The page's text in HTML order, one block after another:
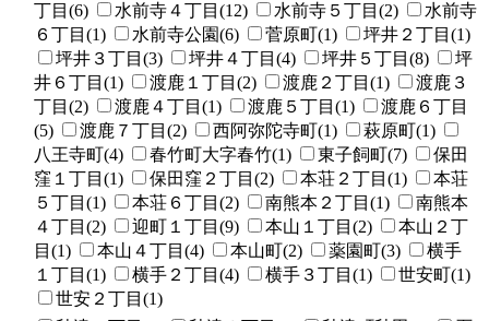
丁目(6)
水前寺４丁目(12) 水前寺５丁目(2)
水前寺
６丁目(1)
水前寺公園(6) 菅原町(1)
坪井２丁目(1)
坪井３丁目(3)
坪井４丁目(4) 坪井５丁目(8)
坪
井６丁目(1)
渡鹿１丁目(2) 渡鹿２丁目(1)
渡鹿３
丁目(2)
渡鹿４丁目(1) 渡鹿５丁目(1)
渡鹿６丁目
(5)
渡鹿７丁目(2) 西阿弥陀寺町(1)
萩原町(1)
八王寺町(4)
春竹町大字春竹(1) 東子飼町(7)
保田
窪１丁目(1)
保田窪２丁目(2) 本荘２丁目(1)
本荘
５丁目(1)
本荘６丁目(2) 南熊本２丁目(1)
南熊本
４丁目(2)
迎町１丁目(9) 本山１丁目(2)
本山２丁
目(1)
本山４丁目(4) 本山町(2) 薬園町(3)
横手
１丁目(1)
横手２丁目(4) 横手３丁目(1)
世安町(1)
世安２丁目(1)